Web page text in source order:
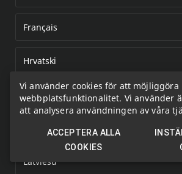
Vi använder cookies för att möjliggöra
webbplatsfunktionalitet. Vi använder
att analysera användningen av våra
ACCEPTERA ALLA
COOKIES
Français
Hrvatski
Italiano
Kazakh
Latviešu